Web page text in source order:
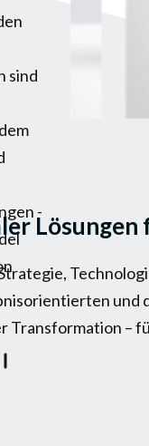
sind
-
Transformation –